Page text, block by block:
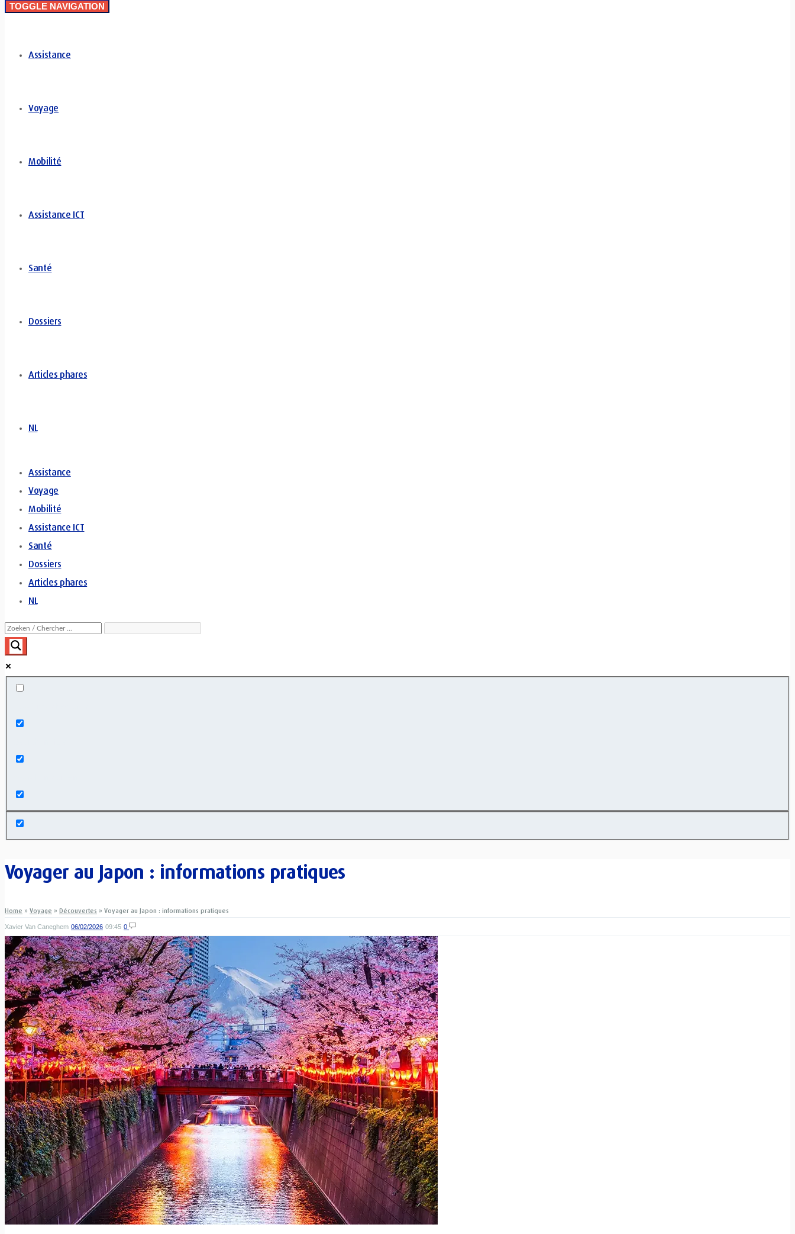
TOGGLE NAVIGATION
Assistance
Voyage
Mobilité
Assistance ICT
Santé
Dossiers
Articles phares
NL
Assistance
Voyage
Mobilité
Assistance ICT
Santé
Dossiers
Articles phares
NL
Voyager au Japon : informations pratiques
Home » Voyage » Découvertes » Voyager au Japon : informations pratiques
Xavier Van Caneghem 06/02/2026 09:45 0